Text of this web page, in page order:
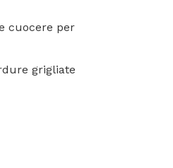
cuocere per
grigliate